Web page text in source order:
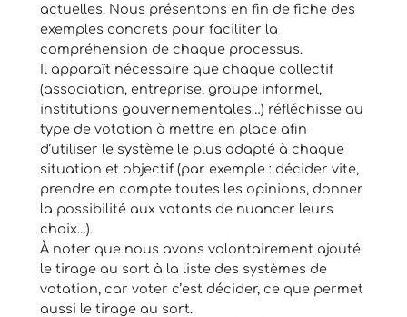
actuelles. Nous présentons en fin de fiche des
exemples concrets pour faciliter la
compréhension de chaque processus.
Il apparaît nécessaire que chaque collectif
(association, entreprise, groupe informel,
institutions gouvernementales…) réfléchisse au
type de votation à mettre en place afin
d’utiliser le système le plus adapté à chaque
situation et objectif (par exemple : décider vite,
prendre en compte toutes les opinions, donner
la possibilité aux votants de nuancer leurs
choix…).
À noter que nous avons volontairement ajouté
le tirage au sort à la liste des systèmes de
votation, car voter c’est décider, ce que permet
aussi le tirage au sort.